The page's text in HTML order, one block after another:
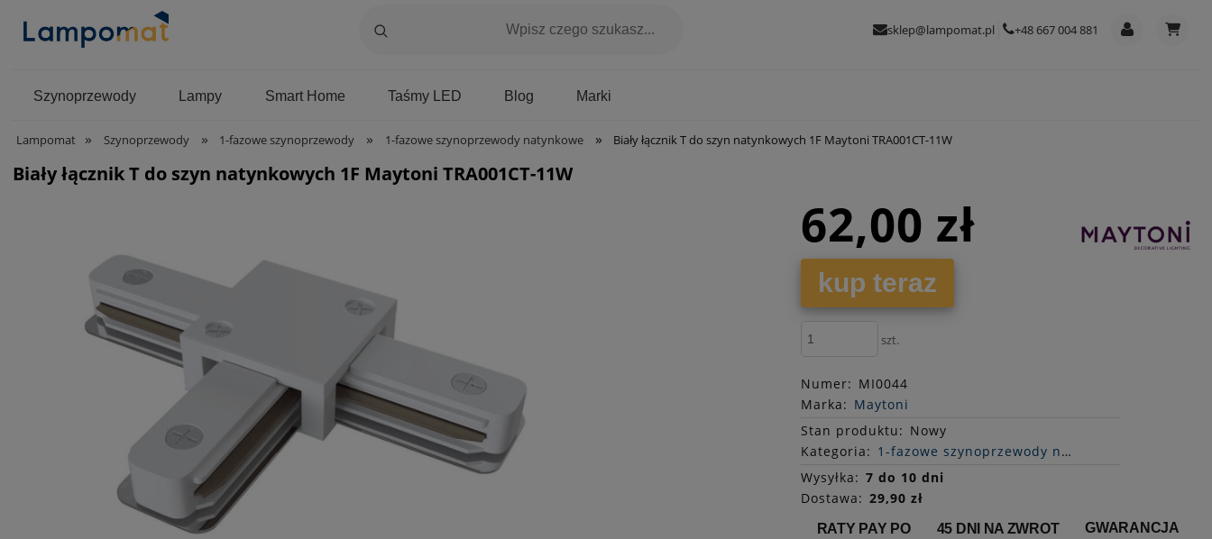
sklep@lampomat.pl +48 667 004 881
Szynoprzewody Lampy Smart Home Blog
Taśmy LED Marki
Lampomat » Szynoprzewody » 1-fazowe szynoprzewody » 1-fazowe szynoprzewody natynkowe » Biały łącznik T do szyn natynkowych 1F Maytoni TRA001CT-11W
Biały łącznik T do szyn natynkowych 1F Maytoni TRA001CT-11W
62,00 zł
kup teraz
szt.
Numer: MI0044
Marka: Maytoni
Stan produktu: Nowy
Kategoria: 1-fazowe szynoprzewody natynkowe
Wysyłka: 7 do 10 dni
Dostawa: 29,90 zł
RATY PAY PO 45 DNI NA ZWROT GWARANCJA